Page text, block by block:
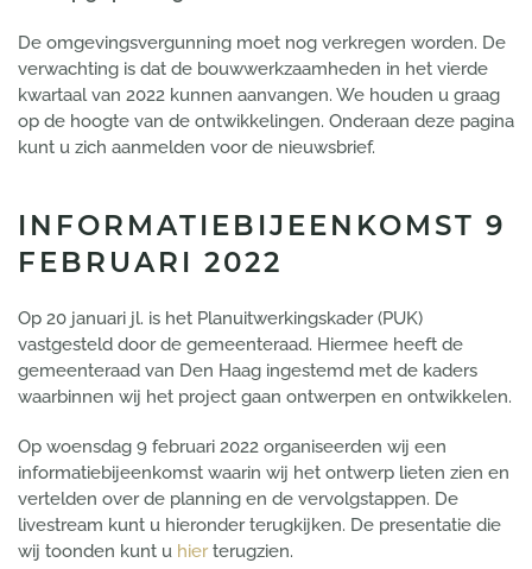
De omgevingsvergunning moet nog verkregen worden. De
verwachting is dat de bouwwerkzaamheden in het vierde
kwartaal van 2022 kunnen aanvangen. We houden u graag
op de hoogte van de ontwikkelingen. Onderaan deze pagina
kunt u zich aanmelden voor de nieuwsbrief.
INFORMATIEBIJEENKOMST 9
FEBRUARI 2022
Op 20 januari jl. is het Planuitwerkingskader (PUK)
vastgesteld door de gemeenteraad. Hiermee heeft de
gemeenteraad van Den Haag ingestemd met de kaders
waarbinnen wij het project gaan ontwerpen en ontwikkelen.
Op woensdag 9 februari 2022 organiseerden wij een
informatiebijeenkomst waarin wij het ontwerp lieten zien en
vertelden over de planning en de vervolgstappen. De
livestream kunt u hieronder terugkijken. De presentatie die
wij toonden kunt u hierterugzien.